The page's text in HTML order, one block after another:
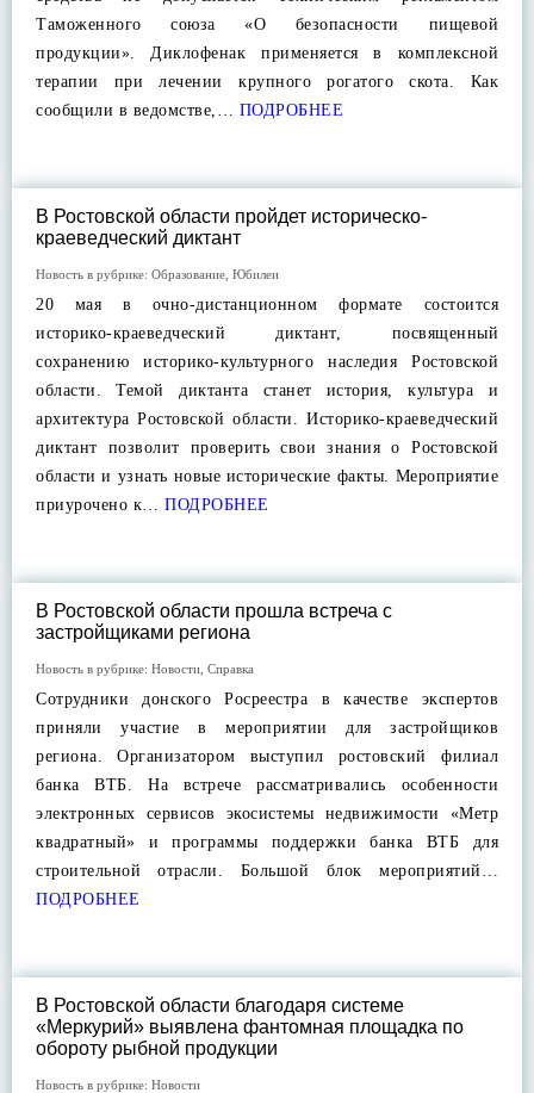
Таможенного союза «О безопасности пищевой
продукции». Диклофенак применяется в комплексной
терапии при лечении крупного рогатого скота. Как
сообщили в ведомстве,… ПОДРОБНЕЕ
В Ростовской области пройдет историческо-
краеведческий диктант
Новость в рубрике: Образование Юбилеи
20 мая в очно-дистанционном формате состоится
историко-краеведческий диктант, посвященный
сохранению историко-культурного наследия Ростовской
области. Темой диктанта станет история, культура и
архитектура Ростовской области. Историко-краеведческий
диктант позволит проверить свои знания о Ростовской
области и узнать новые исторические факты. Мероприятие
приурочено к… ПОДРОБНЕЕ
В Ростовской области прошла встреча с
застройщиками региона
Новость в рубрике: Новости Справка
Сотрудники донского Росреестра в качестве экспертов
приняли участие в мероприятии для застройщиков
региона. Организатором выступил ростовский филиал
банка ВТБ. На встрече рассматривались особенности
электронных сервисов экосистемы недвижимости «Метр
квадратный» и программы поддержки банка ВТБ для
строительной отрасли. Большой блок мероприятий…
ПОДРОБНЕЕ
В Ростовской области благодаря системе
«Меркурий» выявлена фантомная площадка по
обороту рыбной продукции
Новость в рубрике: Новости